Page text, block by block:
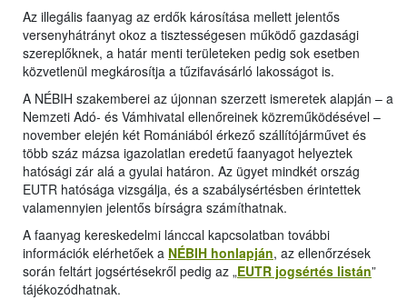
Az illegális faanyag az erdők károsítása mellett jelentős
versenyhátrányt okoz a tisztességesen működő gazdasági
szereplőknek, a határ menti területeken pedig sok esetben
közvetlenül megkárosítja a tűzifavásárló lakosságot is.
A NÉBIH szakemberei az újonnan szerzett ismeretek alapján – a
Nemzeti Adó- és Vámhivatal ellenőreinek közreműködésével –
november elején két Romániából érkező szállítójárművet és
több száz mázsa igazolatlan eredetű faanyagot helyeztek
hatósági zár alá a gyulai határon. Az ügyet mindkét ország
EUTR hatósága vizsgálja, és a szabálysértésben érintettek
valamennyien jelentős bírságra számíthatnak.
A faanyag kereskedelmi lánccal kapcsolatban további
információk elérhetőek a NÉBIH honlapján, az ellenőrzések
során feltárt jogsértésekről pedig az „EUTR jogsértés listán”
tájékozódhatnak.